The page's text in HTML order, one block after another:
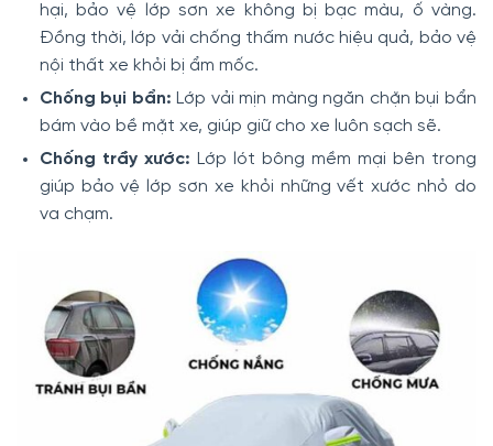
hại, bảo vệ lớp sơn xe không bị bạc màu, ố vàng.
Đồng thời, lớp vải chống thấm nước hiệu quả, bảo vệ
nội thất xe khỏi bị ẩm mốc.
Chống bụi bẩn: Lớp vải mịn màng ngăn chặn bụi bẩn
bám vào bề mặt xe, giúp giữ cho xe luôn sạch sẽ.
Chống trầy xước: Lớp lót bông mềm mại bên trong
giúp bảo vệ lớp sơn xe khỏi những vết xước nhỏ do
va chạm.